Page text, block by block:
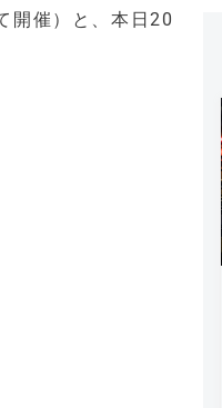
開催）と、本日20